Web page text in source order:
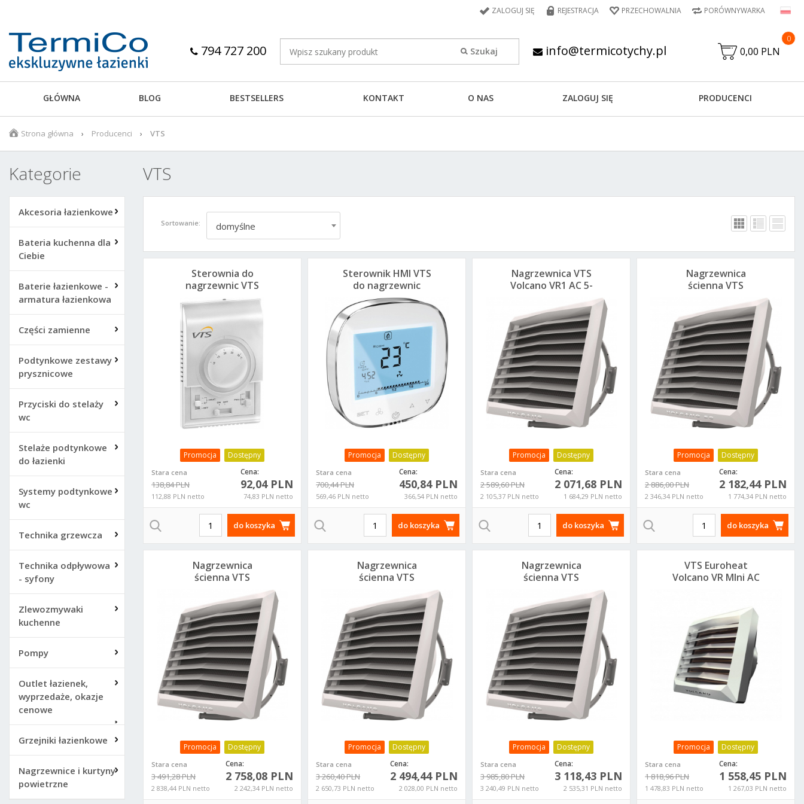
ZALOGUJ SIĘ REJESTRACJA PRZECHOWALNIA PORÓWNYWARKA
0,00 PLN
0
794 727 200 info@termicotychy.pl
GŁÓWNA BLOG BESTSELLERS KONTAKT O NAS ZALOGUJ SIĘ PRODUCENCI
Strona główna Producenci VTS
Kategorie
Akcesoria łazienkowe
Bateria kuchenna dla
Ciebie
Baterie łazienkowe -
armatura łazienkowa
Części zamienne
Podtynkowe zestawy
prysznicowe
Przyciski do stelaży
wc
Stelaże podtynkowe
do łazienki
Systemy podtynkowe
wc
Technika grzewcza
Technika odpływowa
- syfony
Zlewozmywaki
kuchenne
Pompy
Outlet łazienek,
wyprzedaże, okazje
cenowe
Grzejniki łazienkowe
Nagrzewnice i kurtyny
powietrzne
VTS
Sortowanie: domyślne
Promocja Dostępny
Stara cena
138,84 PLN
112,88 PLN netto
Cena:
92,04 PLN
74,83 PLN netto
Sterownia do
nagrzewnic VTS
Volcano AC 1-4-
do koszyka
Promocja Dostępny
Stara cena
700,44 PLN
569,46 PLN netto
Cena:
450,84 PLN
366,54 PLN netto
Sterownik HMI VTS
do nagrzewnic
Volcano VR EC 1-4-
2801-0157
do koszyka
Promocja Dostępny
Stara cena
2 589,60 PLN
2 105,37 PLN netto
Cena:
2 071,68 PLN
1 684,29 PLN netto
Nagrzewnica VTS
Volcano VR1 AC 5-
30kW 1-4-0101-0446
do koszyka
Promocja Dostępny
Stara cena
2 886,00 PLN
2 346,34 PLN netto
Cena:
2 182,44 PLN
1 774,34 PLN netto
Nagrzewnica
ścienna VTS
Volcano VR2 AC 1-4-
0101-0447
do koszyka
Promocja Dostępny
Stara cena
3 491,28 PLN
2 838,44 PLN netto
Cena:
2 758,08 PLN
2 242,34 PLN netto
Nagrzewnica
ścienna VTS
Volcano VR2 EC 1-4-
0101-0443
Promocja Dostępny
Stara cena
3 260,40 PLN
2 650,73 PLN netto
Cena:
2 494,44 PLN
2 028,00 PLN netto
Nagrzewnica
ścienna VTS
Volcano VR3 AC 13-
75kW 1-4-0101-0448
Promocja Dostępny
Stara cena
3 985,80 PLN
3 240,49 PLN netto
Cena:
3 118,43 PLN
2 535,31 PLN netto
Nagrzewnica
ścienna VTS
75kW 1-4-0101-0444
Promocja Dostępny
Stara cena
1 818,96 PLN
1 478,83 PLN netto
Cena:
1 558,45 PLN
1 267,03 PLN netto
VTS Euroheat
Volcano VR MIni AC